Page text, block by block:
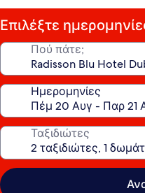
Επιλέξτε
Πού πάτε;
Ημερομηνίες
Ταξιδιώτες